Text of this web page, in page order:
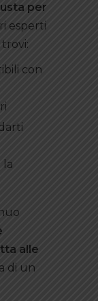
per
esperti
con
la
alle
di un